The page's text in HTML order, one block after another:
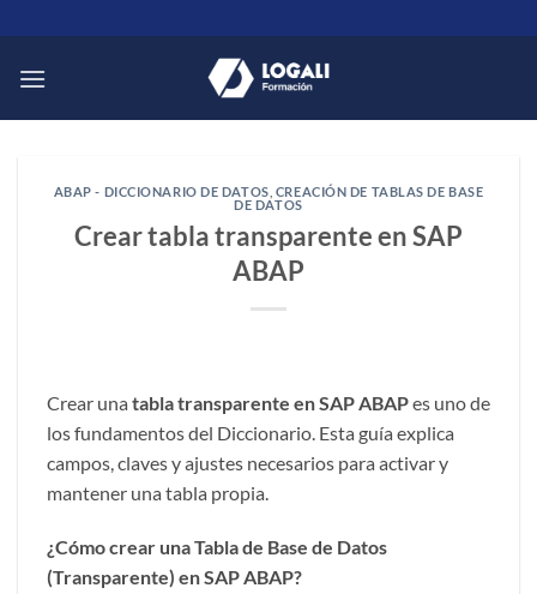
al
contenido
ABAP - DICCIONARIO DE DATOS CREACIÓN DE TABLAS DE BASE
DE DATOS
Crear tabla transparente en SAP
ABAP
Crear una tabla transparente en SAP ABAPes uno de
los fundamentos del Diccionario. Esta guía explica
campos, claves y ajustes necesarios para activar y
mantener una tabla propia.
¿Cómo crear una Tabla de Base de Datos
(Transparente) en SAP ABAP?